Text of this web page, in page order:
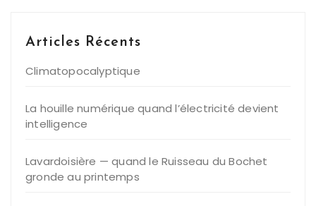
Articles Récents
Climatopocalyptique
La houille numérique quand l’électricité devient
intelligence
Lavardoisière — quand le Ruisseau du Bochet
gronde au printemps